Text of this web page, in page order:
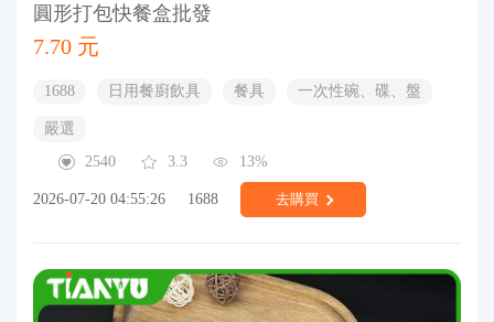
圓形打包快餐盒批發
7.70 元
1688 日用餐廚飲具 餐具 一次性碗、碟、盤
嚴選
2540
3.3 13%
2026-07-20 04:55:26 1688 去購買